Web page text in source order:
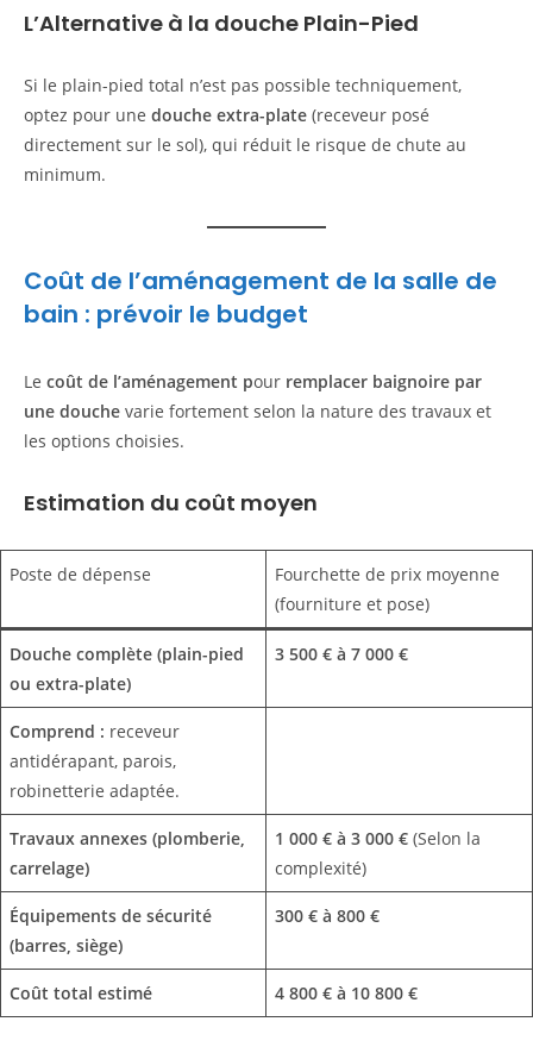
L’Alternative à la douche Plain-Pied
Si le plain-pied total n’est pas possible techniquement,
optez pour une douche extra-plate (receveur posé
directement sur le sol), qui réduit le risque de chute au
minimum.
Coût de l’aménagement de la salle de
bain : prévoir le budget
Le coût de l’aménagement pour remplacer baignoire par
une douche varie fortement selon la nature des travaux et
les options choisies.
Estimation du coût moyen
Poste de dépense
Fourchette de prix moyenne
(fourniture et pose)
Douche complète (plain-pied
ou extra-plate)
3 500 € à 7 000 €
Comprend : receveur
antidérapant, parois,
robinetterie adaptée.
Travaux annexes (plomberie,
carrelage)
1 000 € à 3 000 € (Selon la
complexité)
Équipements de sécurité
(barres, siège)
300 € à 800 €
Coût total estimé 4 800 € à 10 800 €